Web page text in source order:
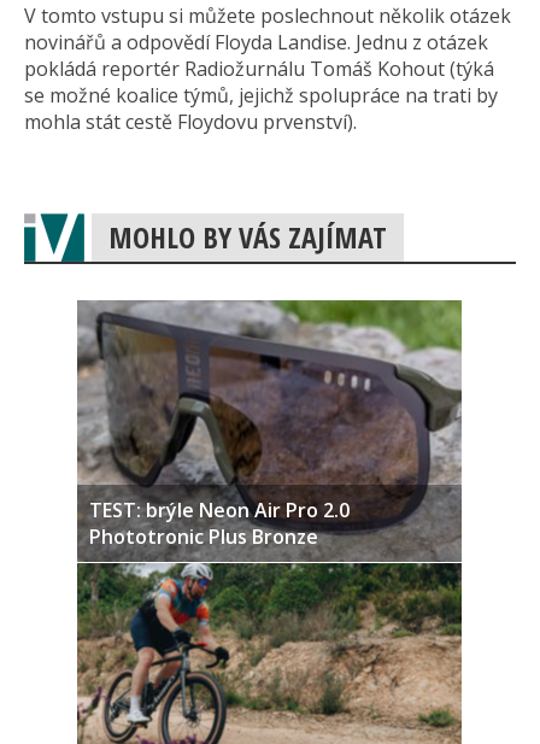
V tomto vstupu si můžete poslechnout několik otázek
novinářů a odpovědí Floyda Landise. Jednu z otázek
pokládá reportér Radiožurnálu Tomáš Kohout (týká
se možné koalice týmů, jejichž spolupráce na trati by
mohla stát cestě Floydovu prvenství).
MOHLO BY VÁS ZAJÍMAT
TEST: brýle Neon Air Pro 2.0
Phototronic Plus Bronze